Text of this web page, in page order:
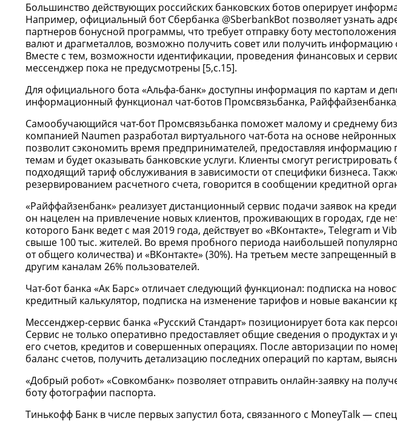
Большинство действующих российских банковских ботов оперирует
Например, официальный бот Сбербанка @SberbankBot позволяет узнать
партнеров бонусной программы, что требует отправку боту
валют и драгметаллов, возможно получить совет или получить информацию
Вместе с тем, возможности идентификации, проведения финансовых и
мессенджер пока не предусмотрены [5,c.15].
Для официального бота «Альфа-банк» доступны информация по картам и
информационный функционал чат-ботов Промсвязьбанка,
Самообучающийся чат-бот Промсвязьбанка поможет малому и среднему
компанией Naumen разработал виртуального чат-бота на основе
позволит сэкономить время предпринимателей, предоставляя
темам и будет оказывать банковские услуги. Клиенты смогут
подходящий тариф обслуживания в зависимости от специфики бизнеса.
резервированием расчетного счета, говорится в сообщении кредитной
«Райффайзенбанк» реализует дистанционный сервис подачи заявок на
он нацелен на привлечение новых клиентов, проживающих в городах, где
которого Банк ведет с мая 2019 года, действует во «ВКонтакте», Telegram и
свыше 100 тыс. жителей. Во время пробного периода наибольшей
от общего количества) и «ВКонтакте» (30%). На третьем месте
другим каналам 26% пользователей.
Чат-бот банка «Ак Барс» отличает следующий функционал: подписка на
кредитный калькулятор, подписка на изменение тарифов и новые вакансии
Мессенджер-сервис банка «Русский Стандарт» позиционирует бота как
Сервис не только оперативно предоставляет общие сведения о продуктах и
его счетов, кредитов и совершенных операциях. После авторизации по
баланс счетов, получить детализацию последних операций по картам,
«Добрый робот» «Совкомбанк» позволяет отправить онлайн-заявку на
боту фотографии паспорта.
Тинькофф Банк в числе первых запустил бота, связанного с MoneyTalk —